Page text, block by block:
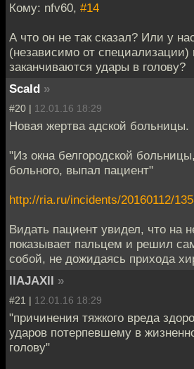
Кому: nfv60, #14
А что он не так сказал? Или у
(независимо от специализации)
заканчиваются удары в голову?
Scald »
#20 | 12.01.16 18:29
Новая жертва адской больницы.
"Из окна белгородской
больного, выпал пациент"
http://ria.ru/incidents/20160112/
Видать пациент увидел, что на
показывает пальцем и решил
собой, не дожидаясь прихода
llAJAXll »
#21 | 12.01.16 18:29
"причинения тяжкого вреда
ударов потерпевшему в
голову"